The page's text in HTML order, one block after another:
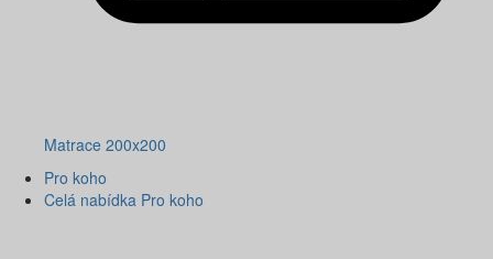
Matrace 200x200
Pro koho
Celá nabídka Pro koho